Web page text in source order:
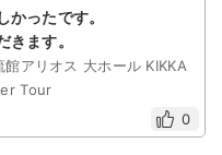
ったです。
ます。
アリオス 大ホール KIKKA
Tour
0